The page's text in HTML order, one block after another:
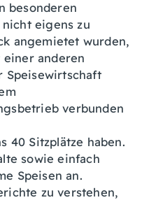
besonderen
eigens zu
angemietet wurden,
anderen
Speisewirtschaft
verbunden
40 Sitzplätze haben.
sowie einfach
Speisen an.
zu verstehen,